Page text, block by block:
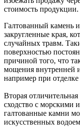
стоимость продукции.
Галтованный камень
закругленные края,
случайных травм.
поверхностью
причиной того, что
мощения внутренней
например при
Вторая
сходство с морскими
галтованные камни
искусственных